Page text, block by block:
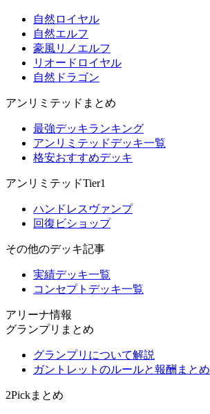
自然ロイヤル
自然エルフ
豪風リノエルフ
リオードロイヤル
自然ドラゴン
アンリミテッドまとめ
最強デッキランキング
アンリミテッドデッキ一覧
格安おすすめデッキ
アンリミテッドTier1
ハンドレスヴァンプ
回復ビショップ
その他のデッキ記事
実績デッキ一覧
コンセプトデッキ一覧
アリーナ情報
グランプリまとめ
グランプリについて解説
ガントレットのルールと報酬まとめ
2Pickまとめ